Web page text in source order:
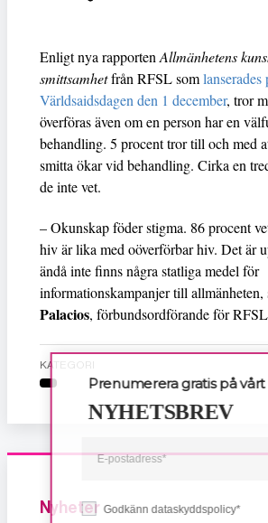
Enligt nya rapporten Allmänhetens
smittsamhetfrån RFSL somlanserades
Världsaidsdagen den 1 december, tror
överföras även om en person har en
behandling. 5 procent tror till och med
smitta ökar vid behandling. Cirka en
de inte vet.
– Okunskap föder stigma. 86 procent
hiv är lika med oöverförbar hiv. Det är
ändå inte finns några statliga medel för
informationskampanjer till allmänheten,
Palacios, förbundsordförande för
KATEGORI
Nyheter Godkänn dataskyddspolicy*
Prenumerera gratis på vårt
NYHETSBREV